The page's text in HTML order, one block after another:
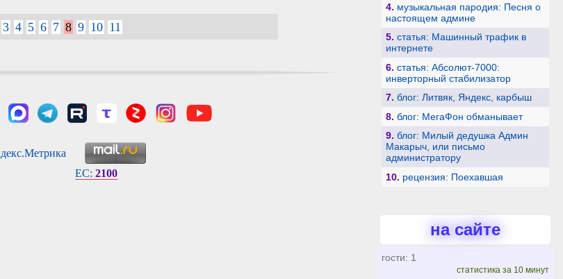
3 4 5 6 7 8 9 10 11
EC: 2100
4. музыкальная пародия: Песня о
настоящем админе
5. статья: Машинный трафик в
интернете
6. статья: Абсолют-7000:
инверторный стабилизатор
7. блог: Литвяк, Яндекс, карбыш
8. блог: МегаФон обманывает
9. блог: Милый дедушка Админ
Макарыч, или письмо
администратору
10. рецензия: Поехавшая
на сайте
гости: 1
статистика за 10 минут